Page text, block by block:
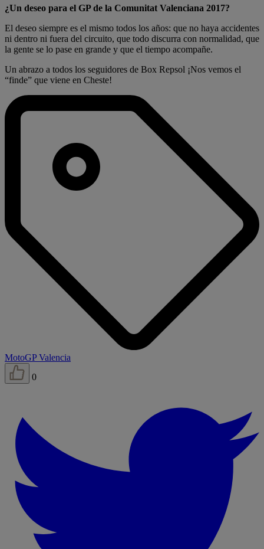
¿Un deseo para el GP de la Comunitat Valenciana 2017?
El deseo siempre es el mismo todos los años: que no haya accidentes
ni dentro ni fuera del circuito, que todo discurra con normalidad, que
la gente se lo pase en grande y que el tiempo acompañe.
Un abrazo a todos los seguidores de Box Repsol ¡Nos vemos el
“finde” que viene en Cheste!
MotoGP Valencia
0